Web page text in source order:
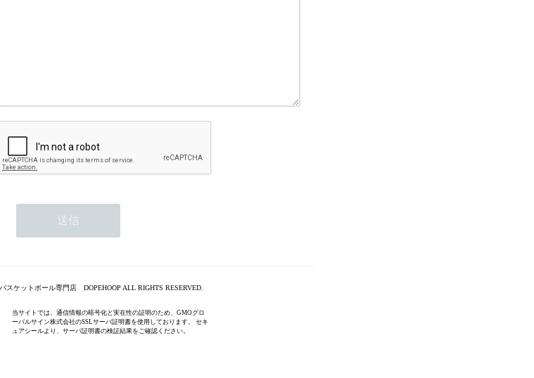
スケットボール専門店 DOPEHOOP ALL RIGHTS RESERVED.
当サイトでは、通信情報の暗号化と実在性の証明のため、GMOグロ
ーバルサイン株式会社のSSLサーバ証明書を使用しております。 セキ
ュアシールより、サーバ証明書の検証結果をご確認ください。